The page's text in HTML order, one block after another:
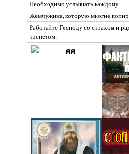
Необходимо услышать каждому
Жемчужина, которую многие
Работайте Господу со страхом и
трепетом.